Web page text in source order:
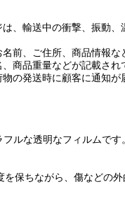
、輸送中の衝撃、振動、
前、ご住所、商品情報な
商品重量などが記載され
の発送時に顧客に通知が
ルな透明なフィルムで
保ちながら、傷などの